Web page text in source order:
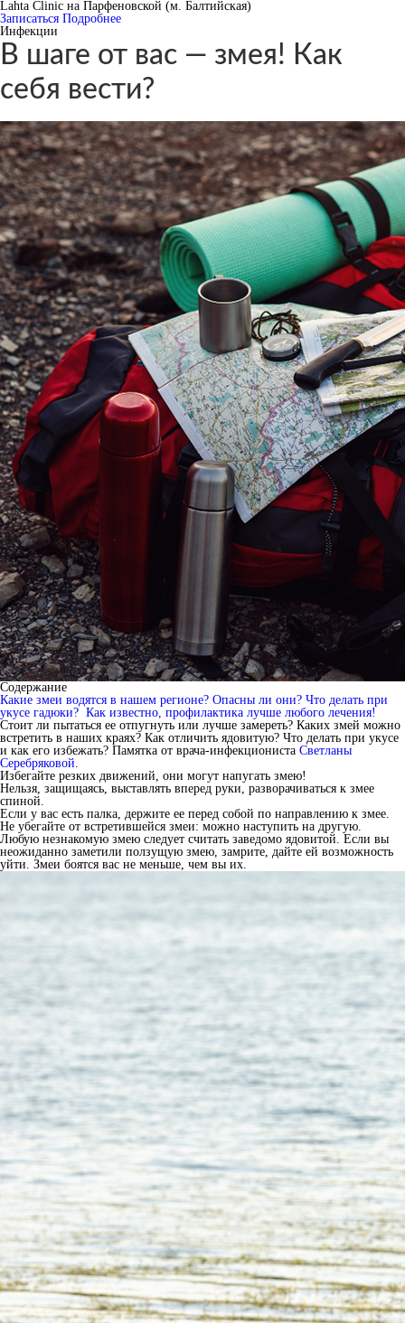
Lahta Clinic на Парфеновской (м. Балтийская)
Записаться Подробнее
Инфекции
В шаге от вас — змея! Как
себя вести?
Содержание
Какие змеи водятся в нашем регионе? Опасны ли они? Что делать при
укусе гадюки? Как известно, профилактика лучше любого лечения!
Стоит ли пытаться ее отпугнуть или лучше замереть? Каких змей можно
встретить в наших краях? Как отличить ядовитую? Что делать при укусе
и как его избежать? Памятка от врача-инфекциониста Светланы
Серебряковой.
Избегайте резких движений, они могут напугать змею!
Нельзя, защищаясь, выставлять вперед руки, разворачиваться к змее
спиной.
Если у вас есть палка, держите ее перед собой по направлению к змее.
Не убегайте от встретившейся змеи: можно наступить на другую.
Любую незнакомую змею следует считать заведомо ядовитой. Если вы
неожиданно заметили ползущую змею, замрите, дайте ей возможность
уйти. Змеи боятся вас не меньше, чем вы их.